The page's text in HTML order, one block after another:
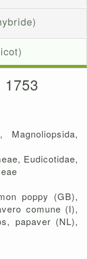
1753
Eudicotidae,
poppy (GB),
comune (I),
papaver (NL),